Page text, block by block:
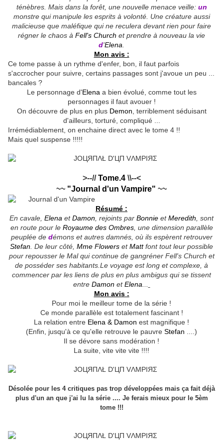
ténèbres. Mais dans la forêt, une nouvelle menace veille: un
monstre qui manipule les esprits à volonté. Une créature aussi
malicieuse que maléfique qui ne reculera devant rien pour faire
régner le chaos à Fell's Church et prendre à nouveau la vie
d'Elena
Mon avis :
Ce tome passe à un rythme d'enfer, bon, il faut parfois
s'accrocher pour suivre, certains passages sont j'avoue un peu ...
bancales ?
Le personnage d'Elena a bien évolué, comme tout les
personnages il faut avouer !
On découvre de plus en plus Demon , terriblement séduisant
d'ailleurs, torturé, compliqué ...
Irrémédiablement, on enchaine direct avec le tome 4 !!
Mais quel suspense !!!!!
>--//Tome.4\\--<
~~ "Journal d'un Vampire" ~~
Résumé :
En cavale, Elena etDamon , rejoints par Bonnie etMeredith , sont
en route pour le Royaume des Ombres, une dimension parallèle
peuplée de démons et autres damnés, où ils espèrent retrouver
Stefan . De leur côté, Mme Flowers etMattfont tout leur possible
pour repousser le Mal qui continue de gangréner Fell's Church et
de posséder ses habitants.Le voyage est long et complexe, à
commencer par les liens de plus en plus ambigus qui se tissent
entre DamonetElena
Mon avis :
Pour moi le meilleur tome de la série !
Ce monde parallèle est totalement fascinant !
La relation entre Elena & Damon est magnifique !
(Enfin, jusqu'à ce qu'elle retrouve le pauvre Stefan ....)
Il se dévore sans modération !
La suite, vite vite vite !!!!
Désolée pour les 4 critiques pas trop développées mais ça fait déjà
plus d'un an que j'ai lu la série .... Je ferais mieux pour le 5èm
tome !!!